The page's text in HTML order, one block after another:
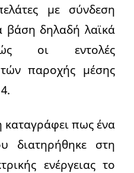
με σύνδεση
βάση δηλαδή λαϊκά
οι εντολές
παροχής μέσης
πως ένα
διατηρήθηκε στη
ενέργειας το